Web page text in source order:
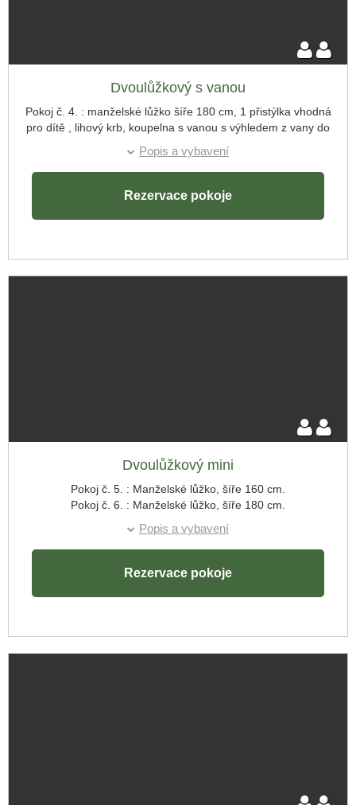
Dvoulůžkový s vanou
Pokoj č. 4. : manželské lůžko šíře 180 cm, 1 přistýlka vhodná
pro dítě , lihový krb, koupelna s vanou s výhledem z vany do
Popis a vybavení
Skrýt rezervaci
Příjezd:
Odjezd:
Rezervace pokoje
Dvoulůžkový mini
Pokoj č. 5. : Manželské lůžko, šíře 160 cm.
Pokoj č. 6. : Manželské lůžko, šíře 180 cm.
Popis a vybavení
Skrýt rezervaci
Odjezd:
Rezervace pokoje
Skrýt rezervaci